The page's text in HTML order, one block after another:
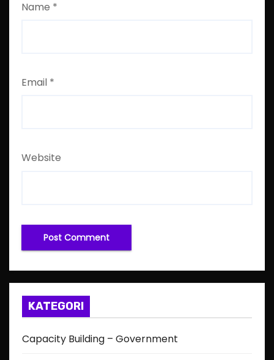
Name *
Email *
Website
KATEGORI
Capacity Building – Government